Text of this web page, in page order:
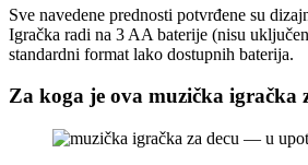
Sve navedene prednosti potvrđene su
Igračka radi na 3 AA baterije (nisu
standardni format lako dostupnih baterija.
Za koga je ova muzička igračka